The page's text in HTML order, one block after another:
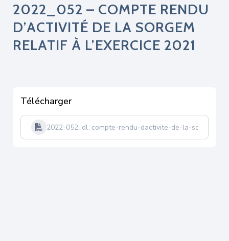
2022_052 – COMPTE RENDU
D’ACTIVITÉ DE LA SORGEM
RELATIF À L’EXERCICE 2021
Télécharger
2022-052_dl_compte-rendu-dactivite-de-la-sorgem-